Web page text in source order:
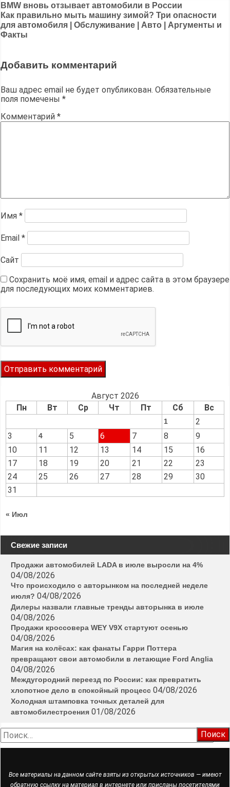
Навигация
по
записям
BMW вновь отзывает автомобили в России
Как правильно мыть машину зимой? Три опасности
для автомобиля | Обслуживание | Авто | Аргументы и
Факты
Добавить комментарий
Ваш адрес email не будет опубликован. Обязательные
поля помечены *
Комментарий *
Имя *
Email *
Сайт
Сохранить моё имя, email и адрес сайта в этом браузере
для последующих моих комментариев.
Август 2026
Пн
Вт Ср Чт Пт Сб Вс
1
2
3
4 5 6 7 8
9
10
11 12 13 14 15
16
17
18 19 20 21 22
23
24
25 26 27 28 29
30
31
« Июл
Свежие записи
Продажи автомобилей LADA в июле выросли на 4%
04/08/2026
Что происходило с авторынком на последней неделе
июля? 04/08/2026
Дилеры назвали главные тренды авторынка в июле
04/08/2026
Продажи кроссовера WEY V9X стартуют осенью
04/08/2026
Магия на колёсах: как фанаты Гарри Поттера
превращают свои автомобили в летающие Ford Anglia
04/08/2026
Междугородний переезд по России: как превратить
хлопотное дело в спокойный процесс 04/08/2026
Холодная штамповка точных деталей для
автомобилестроения 01/08/2026
Найти:
Все материалы на данном сайте взяты из открытых источников — имеют
обратную ссылку на материал в интернете или присланы посетителями